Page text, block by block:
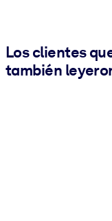
Los clientes
también